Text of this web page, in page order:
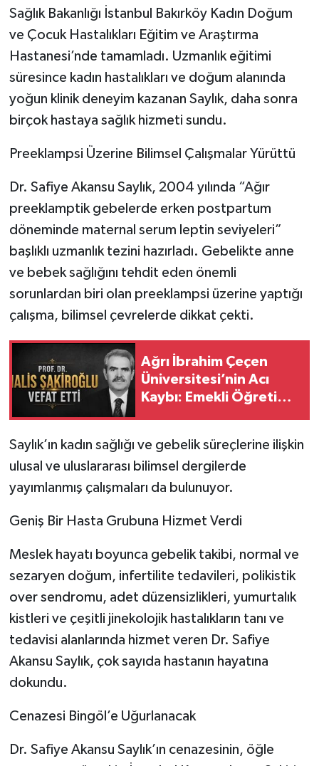
Sağlık Bakanlığı İstanbul Bakırköy Kadın Doğum
ve Çocuk Hastalıkları Eğitim ve Araştırma
Hastanesi’nde tamamladı. Uzmanlık eğitimi
süresince kadın hastalıkları ve doğum alanında
yoğun klinik deneyim kazanan Saylık, daha sonra
birçok hastaya sağlık hizmeti sundu.
Preeklampsi Üzerine Bilimsel Çalışmalar Yürüttü
Dr. Safiye Akansu Saylık, 2004 yılında “Ağır
preeklamptik gebelerde erken postpartum
döneminde maternal serum leptin seviyeleri”
başlıklı uzmanlık tezini hazırladı. Gebelikte anne
ve bebek sağlığını tehdit eden önemli
sorunlardan biri olan preeklampsi üzerine yaptığı
çalışma, bilimsel çevrelerde dikkat çekti.
Ağrı İbrahim Çeçen
Üniversitesi’nin Acı
Kaybı: Emekli Öğretim
Saylık’ın kadın sağlığı ve gebelik süreçlerine ilişkin
ulusal ve uluslararası bilimsel dergilerde
yayımlanmış çalışmaları da bulunuyor.
Geniş Bir Hasta Grubuna Hizmet Verdi
Meslek hayatı boyunca gebelik takibi, normal ve
sezaryen doğum, infertilite tedavileri, polikistik
over sendromu, adet düzensizlikleri, yumurtalık
kistleri ve çeşitli jinekolojik hastalıkların tanı ve
tedavisi alanlarında hizmet veren Dr. Safiye
Akansu Saylık, çok sayıda hastanın hayatına
dokundu.
Cenazesi Bingöl’e Uğurlanacak
Dr. Safiye Akansu Saylık’ın cenazesinin, öğle